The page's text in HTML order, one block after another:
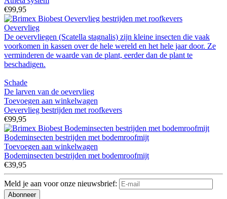
€99,95
Oevervlieg
De oevervliegen (Scatella stagnalis) zijn kleine insecten die vaak
voorkomen in kassen over de hele wereld en het hele jaar door. Ze
verminderen de waarde van de plant, eerder dan de plant te
beschadigen.
Schade
De larven van de oevervlieg
Toevoegen aan winkelwagen
Oevervlieg bestrijden met roofkevers
€99,95
Bodeminsecten bestrijden met bodemroofmijt
Toevoegen aan winkelwagen
Bodeminsecten bestrijden met bodemroofmijt
€39,95
Meld je aan voor onze nieuwsbrief:
Abonneer